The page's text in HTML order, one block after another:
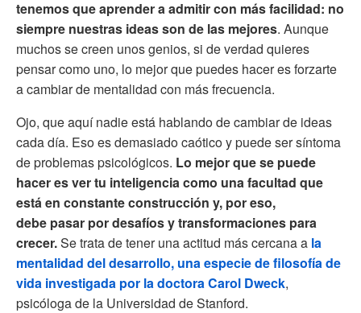
tenemos que aprender a admitir con más facilidad: no
siempre nuestras ideas son de las mejores. Aunque
muchos se creen unos genios, si de verdad quieres
pensar como uno, lo mejor que puedes hacer es forzarte
a cambiar de mentalidad con más frecuencia.
Ojo, que aquí nadie está hablando de cambiar de ideas
cada día. Eso es demasiado caótico y puede ser síntoma
de problemas psicológicos. Lo mejor que se puede
hacer es ver tu inteligencia como una facultad que
está en constante construcción y, por eso,
debe pasar por desafíos y transformaciones para
crecer.Se trata de tener una actitud más cercana a la
mentalidad del desarrollo, una especie de filosofía de
vida investigada por la doctora Carol Dweck,
psicóloga de la Universidad de Stanford.